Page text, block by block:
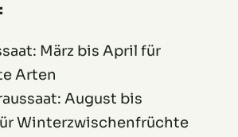
März bis April für
Arten
August bis
Winterzwischenfrüchte